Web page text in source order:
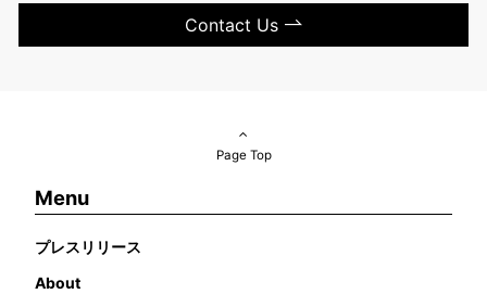
Contact Us
Page Top
Menu
プレスリリース
About